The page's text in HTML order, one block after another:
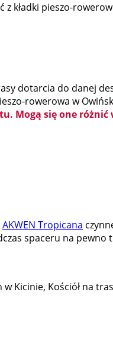
kładki pieszo-
dotarcia do danej
rowerowa w
Mogą się one
AKWEN Tropicana
spaceru na pewno
Kicinie, Kościół na